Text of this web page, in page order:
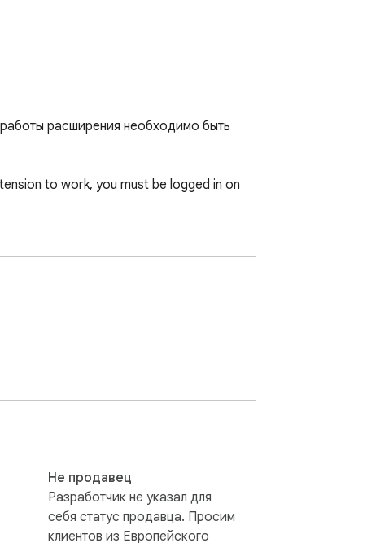
расширения необходимо быть
to work, you must be logged in on
Не продавец
Разработчик не указал для
себя статус продавца. Просим
клиентов из Европейского